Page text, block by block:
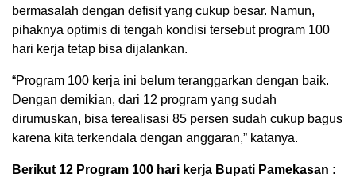
bermasalah dengan defisit yang cukup besar. Namun,
pihaknya optimis di tengah kondisi tersebut program 100
hari kerja tetap bisa dijalankan.
“Program 100 kerja ini belum teranggarkan dengan baik.
Dengan demikian, dari 12 program yang sudah
dirumuskan, bisa terealisasi 85 persen sudah cukup bagus
karena kita terkendala dengan anggaran,” katanya.
Berikut 12 Program 100 hari kerja Bupati Pamekasan :